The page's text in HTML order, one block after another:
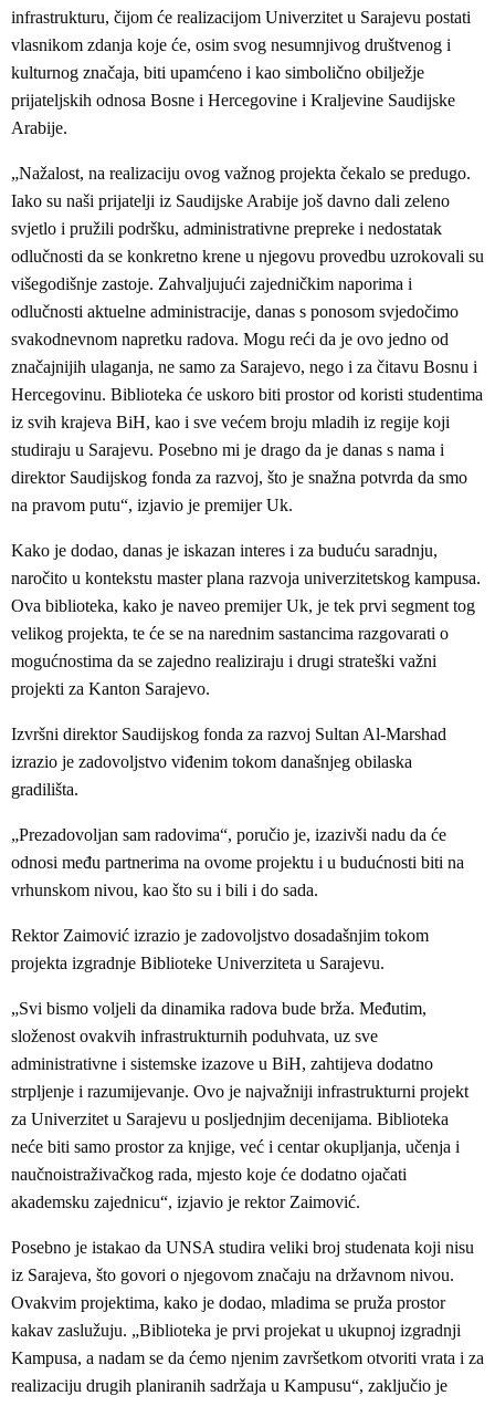
infrastrukturu, čijom će realizacijom Univerzitet u Sarajevu postati
vlasnikom zdanja koje će, osim svog nesumnjivog društvenog i
kulturnog značaja, biti upamćeno i kao simbolično obilježje
prijateljskih odnosa Bosne i Hercegovine i Kraljevine Saudijske
Arabije.
„Nažalost, na realizaciju ovog važnog projekta čekalo se predugo.
Iako su naši prijatelji iz Saudijske Arabije još davno dali zeleno
svjetlo i pružili podršku, administrativne prepreke i nedostatak
odlučnosti da se konkretno krene u njegovu provedbu uzrokovali su
višegodišnje zastoje. Zahvaljujući zajedničkim naporima i
odlučnosti aktuelne administracije, danas s ponosom svjedočimo
svakodnevnom napretku radova. Mogu reći da je ovo jedno od
značajnijih ulaganja, ne samo za Sarajevo, nego i za čitavu Bosnu i
Hercegovinu. Biblioteka će uskoro biti prostor od koristi studentima
iz svih krajeva BiH, kao i sve većem broju mladih iz regije koji
studiraju u Sarajevu. Posebno mi je drago da je danas s nama i
direktor Saudijskog fonda za razvoj, što je snažna potvrda da smo
na pravom putu“, izjavio je premijer Uk.
Kako je dodao, danas je iskazan interes i za buduću saradnju,
naročito u kontekstu master plana razvoja univerzitetskog kampusa.
Ova biblioteka, kako je naveo premijer Uk, je tek prvi segment tog
velikog projekta, te će se na narednim sastancima razgovarati o
mogućnostima da se zajedno realiziraju i drugi strateški važni
projekti za Kanton Sarajevo.
Izvršni direktor Saudijskog fonda za razvoj Sultan Al-Marshad
izrazio je zadovoljstvo viđenim tokom današnjeg obilaska
gradilišta.
„Prezadovoljan sam radovima“, poručio je, izazivši nadu da će
odnosi među partnerima na ovome projektu i u budućnosti biti na
vrhunskom nivou, kao što su i bili i do sada.
Rektor Zaimović izrazio je zadovoljstvo dosadašnjim tokom
projekta izgradnje Biblioteke Univerziteta u Sarajevu.
„Svi bismo voljeli da dinamika radova bude brža. Međutim,
složenost ovakvih infrastrukturnih poduhvata, uz sve
administrativne i sistemske izazove u BiH, zahtijeva dodatno
strpljenje i razumijevanje. Ovo je najvažniji infrastrukturni projekt
za Univerzitet u Sarajevu u posljednjim decenijama. Biblioteka
neće biti samo prostor za knjige, već i centar okupljanja, učenja i
naučnoistraživačkog rada, mjesto koje će dodatno ojačati
akademsku zajednicu“, izjavio je rektor Zaimović.
Posebno je istakao da UNSA studira veliki broj studenata koji nisu
iz Sarajeva, što govori o njegovom značaju na državnom nivou.
Ovakvim projektima, kako je dodao, mladima se pruža prostor
kakav zaslužuju. „Biblioteka je prvi projekat u ukupnoj izgradnji
Kampusa, a nadam se da ćemo njenim završetkom otvoriti vrata i za
realizaciju drugih planiranih sadržaja u Kampusu“, zaključio je